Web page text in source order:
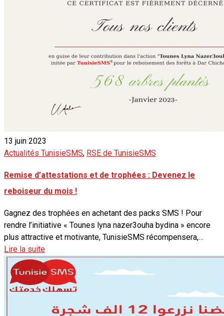
13 juin 2023
Actualités TunisieSMS, RSE de TunisieSMS
Remise d’attestations et de trophées : Devenez le
reboiseur du mois !
Gagnez des trophées en achetant des packs SMS ! Pour
rendre l’initiative « Tounes lyna nazer3ouha bydina » encore
plus attractive et motivante, TunisieSMS récompensera,…
Lire la suite